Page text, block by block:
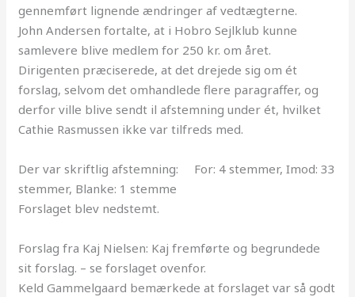
gennemført lignende ændringer af vedtægterne.
John Andersen fortalte, at i Hobro Sejlklub kunne
samlevere blive medlem for 250 kr. om året.
Dirigenten præciserede, at det drejede sig om ét
forslag, selvom det omhandlede flere paragraffer, og
derfor ville blive sendt il afstemning under ét, hvilket
Cathie Rasmussen ikke var tilfreds med.
Der var skriftlig afstemning: For: 4 stemmer, Imod: 33
stemmer, Blanke: 1 stemme
Forslaget blev nedstemt.
Forslag fra Kaj Nielsen: Kaj fremførte og begrundede
sit forslag. – se forslaget ovenfor.
Keld Gammelgaard bemærkede at forslaget var så godt